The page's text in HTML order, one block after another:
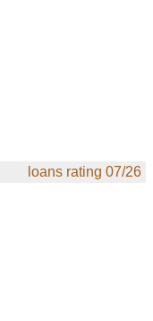
loans rating 07/26